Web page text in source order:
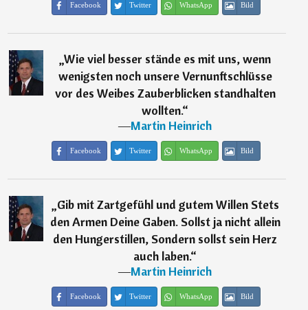
Facebook Twitter WhatsApp Bild
„Wie viel besser stände es mit uns, wenn
wenigsten noch unsere Vernunftschlüsse
vor des Weibes Zauberblicken standhalten
wollten.“
―Martin Heinrich
Facebook Twitter WhatsApp Bild
„Gib mit Zartgefühl und gutem Willen Stets
den Armen Deine Gaben. Sollst ja nicht allein
den Hungerstillen, Sondern sollst sein Herz
auch laben.“
―Martin Heinrich
Facebook Twitter WhatsApp Bild